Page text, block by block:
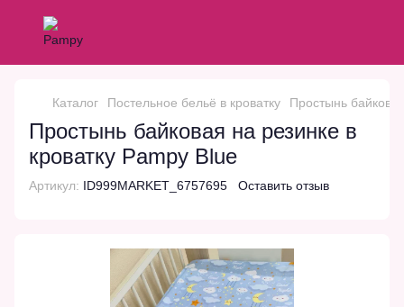
Каталог Постельное бельё в кроватку Простынь
Простынь байковая на резинке в
кроватку Pampy Blue
Артикул: ID999MARKET_6757695 Оставить отзыв